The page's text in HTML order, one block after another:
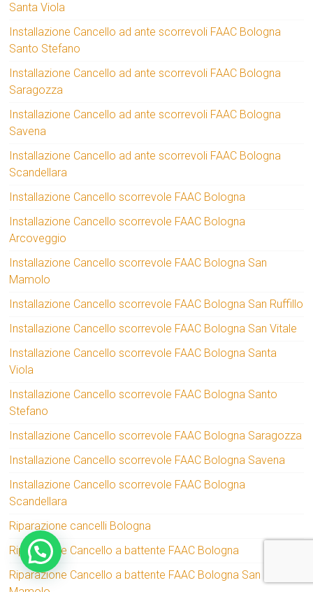
Santa Viola
Installazione Cancello ad ante scorrevoli FAAC Bologna
Santo Stefano
Installazione Cancello ad ante scorrevoli FAAC Bologna
Saragozza
Installazione Cancello ad ante scorrevoli FAAC Bologna
Savena
Installazione Cancello ad ante scorrevoli FAAC Bologna
Scandellara
Installazione Cancello scorrevole FAAC Bologna
Installazione Cancello scorrevole FAAC Bologna
Arcoveggio
Installazione Cancello scorrevole FAAC Bologna San
Mamolo
Installazione Cancello scorrevole FAAC Bologna San Ruffillo
Installazione Cancello scorrevole FAAC Bologna San Vitale
Installazione Cancello scorrevole FAAC Bologna Santa
Viola
Installazione Cancello scorrevole FAAC Bologna Santo
Stefano
Installazione Cancello scorrevole FAAC Bologna Saragozza
Installazione Cancello scorrevole FAAC Bologna Savena
Installazione Cancello scorrevole FAAC Bologna
Scandellara
Riparazione cancelli Bologna
Riparazione Cancello a battente FAAC Bologna
Riparazione Cancello a battente FAAC Bologna San